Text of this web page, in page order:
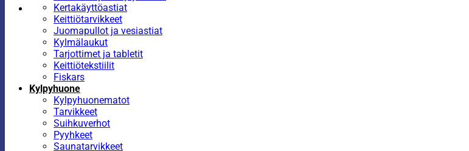
Kertakäyttöastiat
Keittiötarvikkeet
Juomapullot ja vesiastiat
Kylmälaukut
Tarjottimet ja tabletit
Keittiötekstiilit
Fiskars
Kylpyhuone
Kylpyhuonematot
Tarvikkeet
Suihkuverhot
Pyyhkeet
Saunatarvikkeet